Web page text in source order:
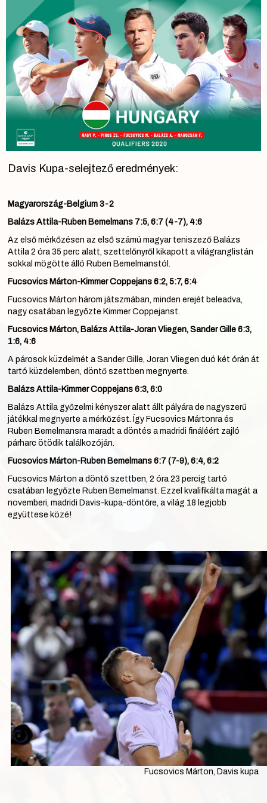
Davis Kupa-selejtező eredmények:
Magyarország-Belgium 3-2
Balázs Attila-Ruben Bemelmans 7:5, 6:7 (4-7), 4:6
Az első mérkőzésen az első számú magyar teniszező Balázs
Attila 2 óra 35 perc alatt, szettelőnyről kikapott a világranglistán
sokkal mögötte álló Ruben Bemelmanstól.
Fucsovics Márton-Kimmer Coppejans 6:2, 5:7, 6:4
Fucsovics Márton három játszmában, minden erejét beleadva,
nagy csatában legyőzte Kimmer Coppejanst.
Fucsovics Márton, Balázs Attila-Joran Vliegen, Sander Gille 6:3,
1:6, 4:6
A párosok küzdelmét a Sander Gille, Joran Vliegen duó két órán át
tartó küzdelemben, döntő szettben megnyerte.
Balázs Attila-Kimmer Coppejans 6:3, 6:0
Balázs Attila győzelmi kényszer alatt állt pályára de nagyszerű
játékkal megnyerte a mérkőzést. Így Fucsovics Mártonra és
Ruben Bemelmansra maradt a döntés a madridi fináléért zajló
párharc ötödik találkozóján.
Fucsovics Márton-Ruben Bemelmans 6:7 (7-9), 6:4, 6:2
Fucsovics Márton a döntő szettben, 2 óra 23 percig tartó
csatában legyőzte Ruben Bemelmanst. Ezzel kvalifikálta magát a
novemberi, madridi Davis-kupa-döntőre, a világ 18 legjobb
együttese közé!
Fucsovics Márton, Davis kupa